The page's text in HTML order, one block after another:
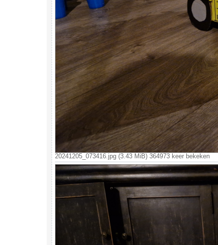
20241205_073416.jpg (3.43 MiB) 364973 keer bekeken